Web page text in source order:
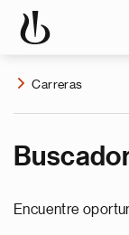
Carreras
Encuentre